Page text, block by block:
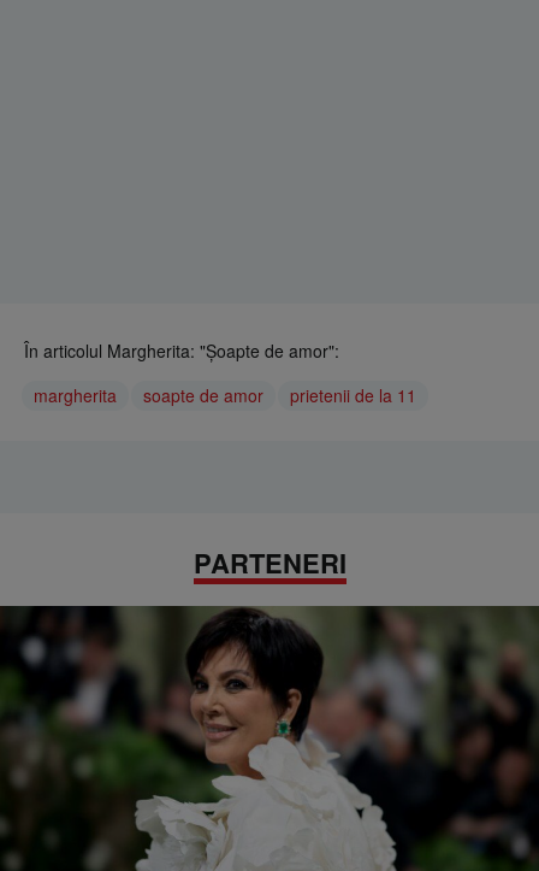
În articolul Margherita: "Șoapte de amor":
margherita
soapte de amor prietenii de la 11
PARTENERI